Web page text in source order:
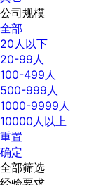
公司规模
全部
20人以下
20-99人
100-499人
500-999人
1000-9999人
10000人以上
重置
确定
全部筛选